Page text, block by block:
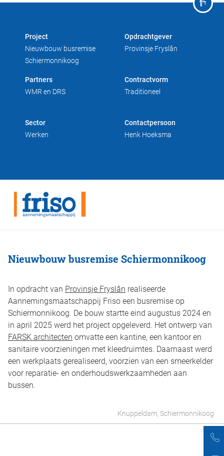
Toelevering
Project
Nieuwbouw busremise
Schiermonnikoog
Partners
WMR en DRS
Sector
Werken
Opdrachtgever
Provinsje Fryslân
Contractvorm
Traditioneel
Contactpersoon
Henk Hoeksma
Nieuwbouw busremise Schiermonnikoog
In opdracht van Provinsje Fryslân realiseerde
Aannemingsmaatschappij Friso een busremise op
Schiermonnikoog. De bouw startte eind augustus 2024 en
in april 2025 werd het project opgeleverd. Het ontwerp van
FARSK architecten omvatte een kantine, een kantoor en
sanitaire voorzieningen met kleedruimtes. Daarnaast werd
een werkplaats gerealiseerd, voorzien van een smeerkelder
voor reparatie- en onderhoudswerkzaamheden aan
bussen.
Knuppeldam, Schiermonnikoog